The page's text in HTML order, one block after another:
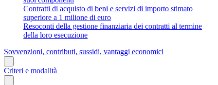
Contratti di acquisto di beni e servizi di importo stimato
superiore a 1 milione di euro
Resoconti della gestione finanziaria dei contratti al termine
della loro esecuzione
Sovvenzioni, contributi, sussidi, vantaggi economici
Criteri e modalità